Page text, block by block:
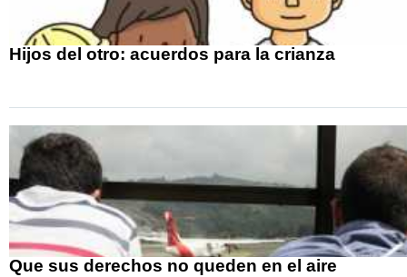
Hijos del otro: acuerdos para la crianza
Que sus derechos no queden en el aire